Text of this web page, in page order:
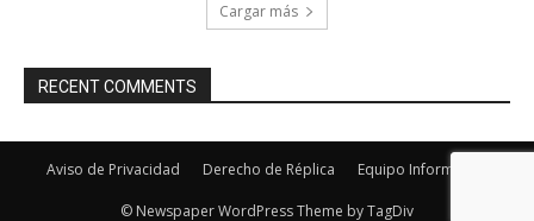
Cargar más
RECENT COMMENTS
Aviso de Privacidad Derecho de Réplica Equipo Informativo
© Newspaper WordPress Theme by TagDiv